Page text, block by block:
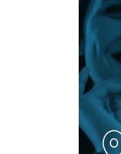
Découvrir le monde